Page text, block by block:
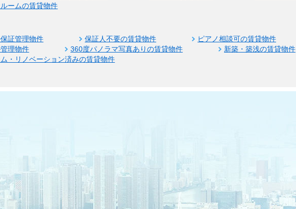
ームの賃貸物件
証管理物件 保証人不要の賃貸物件 ピアノ相談可の賃貸物件
理物件
360度パノラマ写真ありの賃貸物件
新築・築浅の賃貸物件
・リノベーション済みの賃貸物件